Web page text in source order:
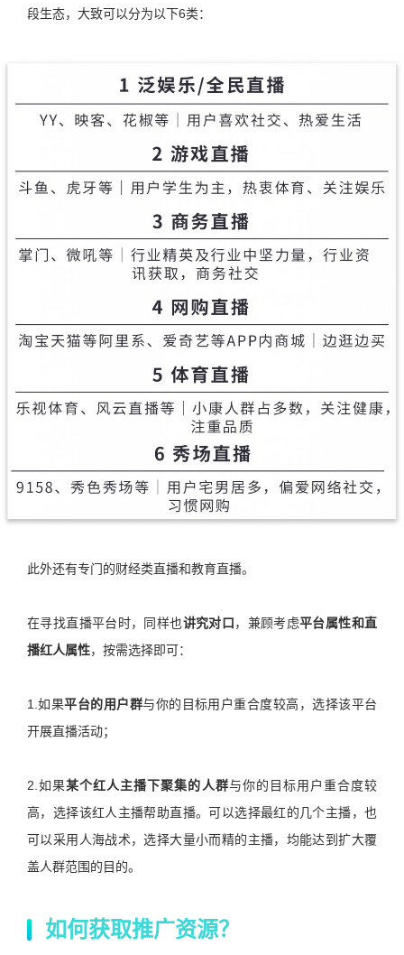
段生态，大致可以分为以下6类：
此外还有专门的财经类直播和教育直播。
在寻找直播平台时，同样也讲究对口，兼顾考虑平台属性和直
播红人属性，按需选择即可：
1.如果平台的用户群与你的目标用户重合度较高，选择该平台
开展直播活动；
2.如果某个红人主播下聚集的人群与你的目标用户重合度较
高，选择该红人主播帮助直播。可以选择最红的几个主播，也
可以采用人海战术，选择大量小而精的主播，均能达到扩大覆
盖人群范围的目的。
如何获取推广资源？